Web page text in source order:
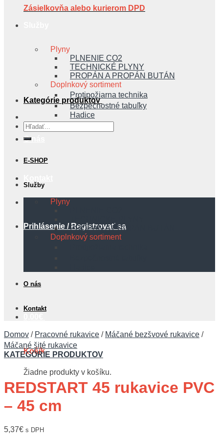
Plyny
PLNENIE CO2
TECHNICKÉ PLYNY
PROPÁN A PROPÁN BUTÁN
Doplnkový sortiment
Protipožiarna technika
Bezpečnostné tabuľky
Hadice
O nás
Prihlásenie / Registrovať sa
Košík
Žiadne produkty v košíku.
Zásielkovňa alebo kurierom DPD
Kategórie produktov
Hľadať:
E-SHOP
Služby
Plyny
PROPÁN A PROPÁN BUTÁN
Doplnkový sortiment
O nás
Kontakt
Domov / Pracovné rukavice / Máčané bezšvové rukavice /
Máčané šité rukavice
KATEGÓRIE PRODUKTOV
REDSTART 45 rukavice PVC
– 45 cm
5,37€ s DPH